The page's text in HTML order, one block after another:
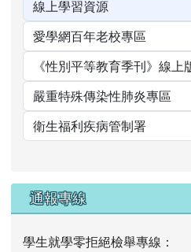
通報專線
學生就學零拒絕檢舉專線：